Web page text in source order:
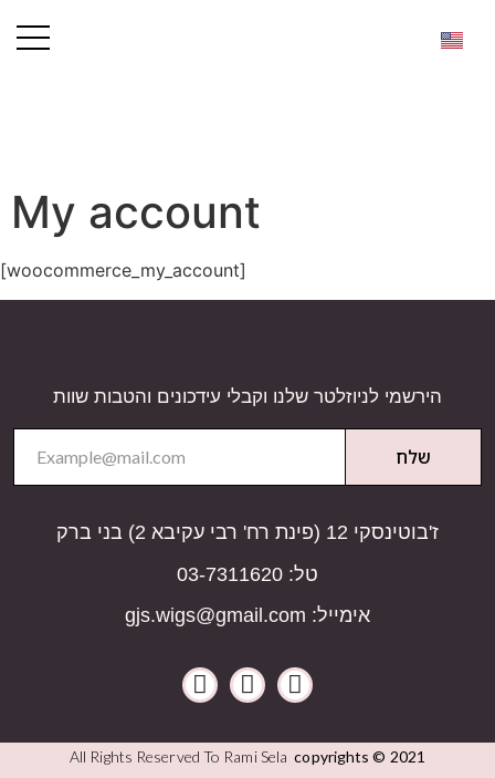
My account
[woocommerce_my_account]
הירשמי לניוזלטר שלנו וקבלי עידכונים והטבות שוות
שלח
ז'בוטינסקי 12 (פינת רח' רבי עקיבא 2) בני ברק
03-7311620 :טל
gjs.wigs@gmail.com :אימייל
All Rights Reserved To Rami Selacopyrights © 2021